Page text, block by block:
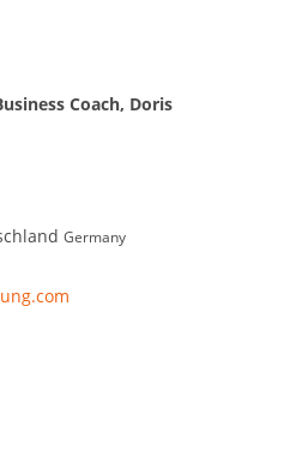
Coach, Doris
Germany